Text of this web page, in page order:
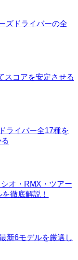
ズドライバーの全
スコアを安定させる
ライバー全17種を
オ・RMX・ツアー
徹底解説！
新6モデルを厳選し